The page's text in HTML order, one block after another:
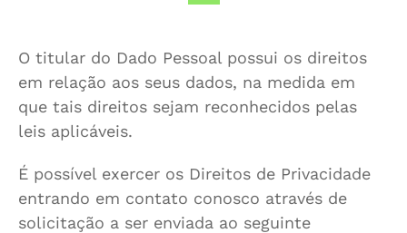
O titular do Dado Pessoal possui os direitos
em relação aos seus dados, na medida em
que tais direitos sejam reconhecidos pelas
leis aplicáveis.
É possível exercer os Direitos de Privacidade
entrando em contato conosco através de
solicitação a ser enviada ao seguinte